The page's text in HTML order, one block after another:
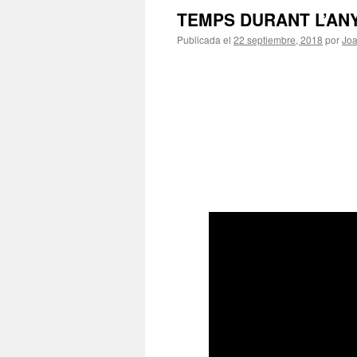
TEMPS DURANT
Publicada el 22 septiembre, 2018 por